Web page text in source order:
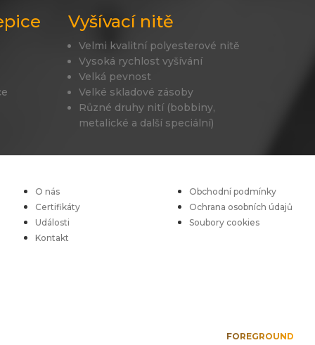
Vyšívací nitě
Velmi kvalitní polyesterové nitě
Vysoká rychlost vyšívání
Velká pevnost
Velké skladové zásoby
Různé druhy nití (bobbiny,
metalické a další speciální)
O nás
Certifikáty
Události
Kontakt
Obchodní podmínky
Ochrana osobních údajů
Soubory cookies
FOREGROUND